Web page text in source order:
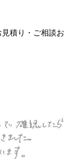
積り・ご相談お